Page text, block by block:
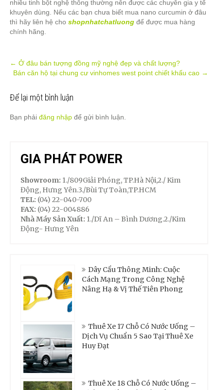
nhiều tinh bột nghệ thông thường nên được các chuyên gia y tế
khuyên dùng. Nếu các bạn chưa biết mua nano curcumin ở đâu
thì hãy liên hệ cho shopnhatchatluong để được mua hàng
chính hãng.
Post
navigation
← Ở đâu bán tượng đồng mỹ nghệ đẹp và chất lượng?
Bán căn hộ tại chung cư vinhomes west point chiết khấu cao →
Để lại một bình luận
Bạn phải đăng nhập để gửi bình luận.
GIA PHÁT POWER
Showroom: 1./809Giải Phóng, TP.Hà Nội,2./ Kim
Động, Hưng Yên.3./Bùi Tự Toàn,TP.HCM
TEL: (04) 22-040-700
FAX: (04) 22-004886
Nhà Máy Sản Xuất: 1./Dĩ An – Bình Dương.2./Kim
Động- Hưng Yên
Dây Cẩu Thông Minh: Cuộc
Cách Mạng Trong Công Nghệ
Nâng Hạ & Vị Thế Tiên Phong
Thuê Xe 17 Chỗ Có Nước Uống –
Dịch Vụ Chuẩn 5 Sao Tại Thuê Xe
Huy Đạt
Thuê Xe 18 Chỗ Có Nước Uống –